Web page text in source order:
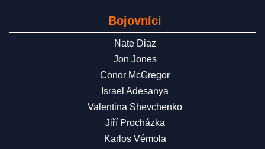
Bojovníci
Nate Diaz
Jon Jones
Conor McGregor
Israel Adesanya
Valentina Shevchenko
Jiří Procházka
Karlos Vémola